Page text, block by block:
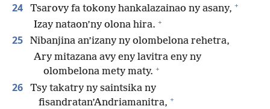
24 Tsarovy fa tokony hankalazainao ny asany, +
Izay nataon’ny olona hira. +
25
Nibanjina an’izany ny olombelona rehetra,
Ary mitazana avy eny lavitra eny ny
olombelona mety maty. +
26
Tsy takatry ny saintsika ny
fisandratan’Andriamanitra, +